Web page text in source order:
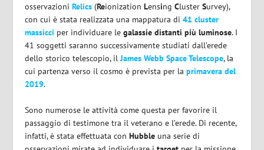
osservazioniRelics (ReionizationLensingClusterSurvey),
con cui è stata realizzata una mappatura di41 cluster
massicci per individuare legalassie distanti più luminose. I
41 soggetti saranno successivamente studiati dall’erede
dello storico telescopio, ilJames Webb Space Telescope, la
cui partenza verso il cosmo è prevista per laprimavera del
2019.
Sono numerose le attività come questa per favorire il
passaggio di testimone tra il veterano e l’erede. Di recente,
infatti, è stata effettuata conHubble una serie di